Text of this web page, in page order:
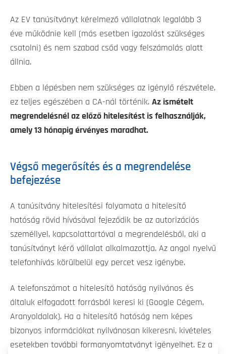
Az EV tanúsítványt kérelmező vállalatnak legalább 3
éve működnie kell (más esetben igazolást szükséges
csatolni) és nem szabad csőd vagy felszámolás alatt
állnia.
Ebben a lépésben nem szükséges az igénylő részvétele,
ez teljes egészében a CA-nál történik. Az ismételt
megrendelésnél az előző hitelesítést is felhasználják,
amely 13 hónapig érvényes maradhat.
Végső megerősítés és a megrendelése
befejezése
A tanúsítvány hitelesítési folyamata a hitelesítő
hatóság rövid hívásával fejeződik be az autorizációs
személlyel, kapcsolattartóval a megrendelésből, aki a
tanúsítványt kérő vállalat alkalmazottja. Az angol nyelvű
telefonhívás körülbelül egy percet vesz igénybe.
A telefonszámot a hitelesítő hatóság nyilvános és
általuk elfogadott forrásból keresi ki (Google Cégem,
Aranyoldalak). Ha a hitelesítő hatóság nem képes
bizonyos információkat nyilvánosan kikeresni, kivételes
esetekben további formanyomtatványt igényelhet. Ez a